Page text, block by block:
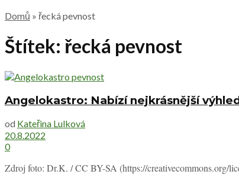
Domů » řecká pevnost
Štítek: řecká pevnost
Angelokastro: Nabízí nejkrásnější
od Kateřina Lulková
20.8.2022
0
Zdroj foto: Dr.K. / CC BY-SA (https://creativecommons.org/